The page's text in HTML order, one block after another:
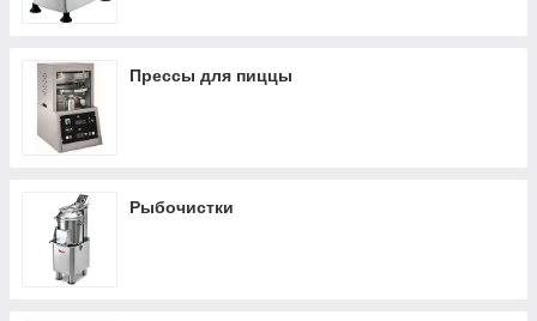
Прессы для пиццы
Рыбочистки